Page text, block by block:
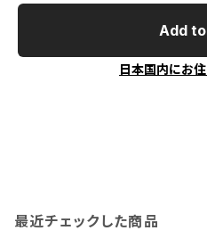
Add
日本国内にお
最近チェックした商品